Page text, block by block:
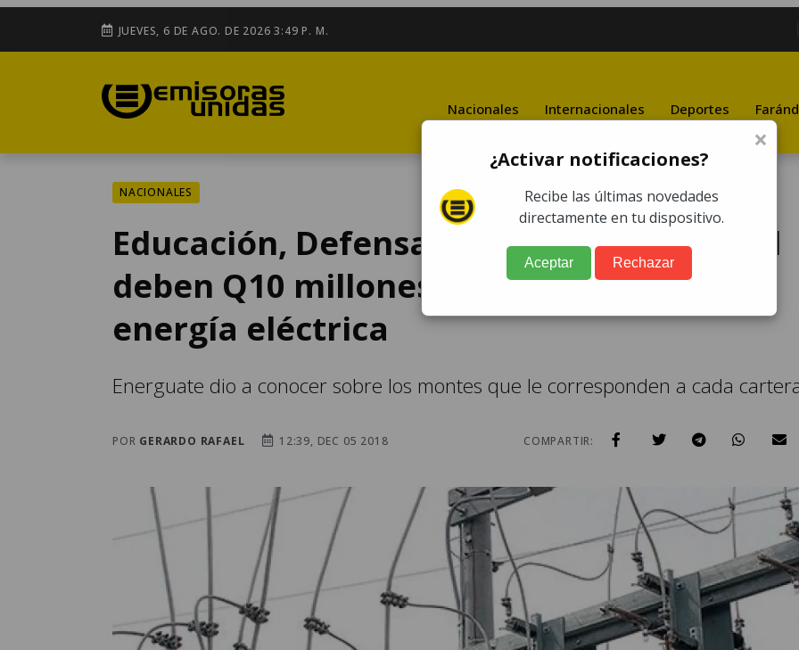
JUEVES, 6 DE AGO. DE 2026 3:49 P. M.
Nacionales Internacionales Deportes
NACIONALES
Educación, Defensa, Gobernación y Salud
deben Q10 millones por servicio de
energía eléctrica
Energuate dio a conocer sobre los montes que le corresponden a cada
POR GERARDO RAFAEL 12:39, DEC 05 2018 COMPARTIR:
×
¿Activar notificaciones?
Recibe las últimas novedades
directamente en tu dispositivo.
Aceptar Rechazar